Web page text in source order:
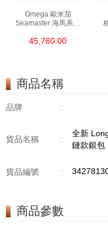
Omega 歐米茄
Seamaster 海馬系列
精鋼 Nekton Edition
45,760.00
商品名稱
品牌 :
貨品名稱 :
全新
鏈款銀包
貨品編號 :
商品參數